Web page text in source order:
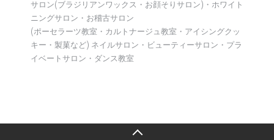
サロン(ブラジリアンワックス・お顔そりサロン)・ホワイト
ニングサロン・お稽古サロン
(ポーセラーツ教室・カルトナージュ教室・アイシングクッ
キー・製菓など) ネイルサロン・ビューティーサロン・プラ
イベートサロン・ダンス教室